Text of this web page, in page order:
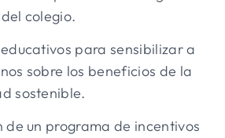
colegio.
para sensibilizar a
sobre los beneficios de la
sostenible.
de un programa de incentivos